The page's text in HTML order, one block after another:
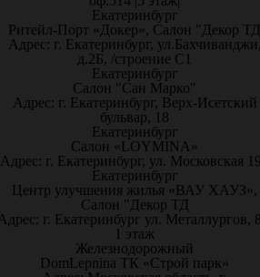
Екатеринбург
Ритейл-Порт «Докер», Салон "Декор ТД
Адрес: г. Екатеринбург, ул.Бахчиванджи,
д.2Б, /строение С1
Екатеринбург
Салон "Сан Марко"
Адрес: г. Екатеринбург, Верх-Исетский
бульвар, 18
Екатеринбург
Салон «LOYMINA»
Адрес: г. Екатеринбург, ул. Московская
Екатеринбург
Центр улучшения жилья «ВАУ ХАУЗ»,
Салон "Декор ТД
г. Екатеринбург ул. Металлургов,
1 этаж
Железнодорожный
DomLepnina ТК «Строй парк»